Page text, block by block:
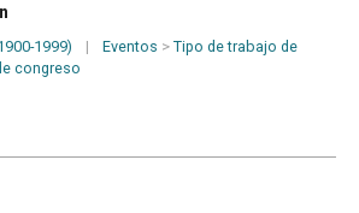
1999) | Eventos >Tipo de trabajo de
congreso